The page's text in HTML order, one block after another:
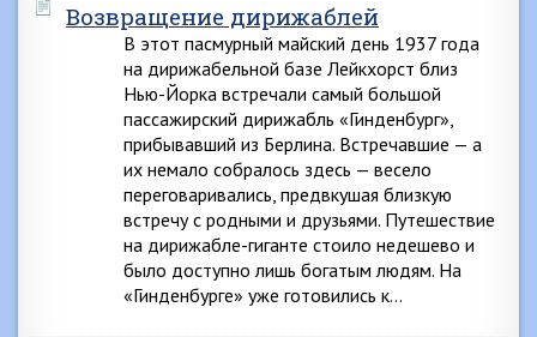
Возвращение дирижаблей
В этот пасмурный майский день 1937 года
на дирижабельной базе Лейкхорст близ
Нью-Йорка встречали самый большой
пассажирский дирижабль «Гинденбург»,
прибывавший из Берлина. Встречавшие — а
их немало собралось здесь — весело
переговаривались, предвкушая близкую
встречу с родными и друзьями. Путешествие
на дирижабле-гиганте стоило недешево и
было доступно лишь богатым людям. На
«Гинденбурге» уже готовились к…